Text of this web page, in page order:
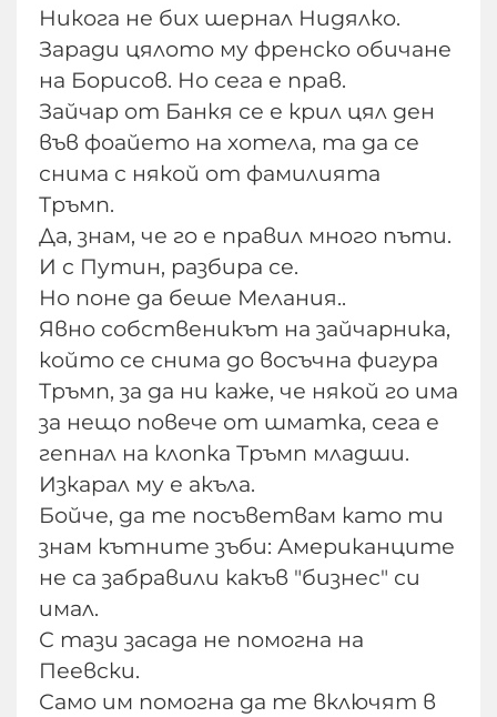
Никога не бих шернал Нидялко.
Заради цялото му френско обичане
на Борисов. Но сега е прав.
Зайчар от Банкя се е крил цял ден
във фоайето на хотела, та да се
снима с някой от фамилията
Тръмп.
Да, знам, че го е правил много пъти.
И с Путин, разбира се.
Но поне да беше Мелания..
Явно собственикът на зайчарника,
който се снима до восъчна фигура
Тръмп, за да ни каже, че някой го има
за нещо повече от шматка, сега е
гепнал на клопка Тръмп младши.
Изкарал му е акъла.
Бойче, да те посъветвам като ти
знам кътните зъби: Американците
не са забравили какъв "бизнес" си
имал.
С тази засада не помогна на
Пеевски.
Само им помогна да те включят в